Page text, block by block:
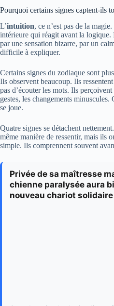
Pourquoi certains signes captent-ils
L’intuition, ce n’est pas de la
intérieure qui réagit avant la logique.
par une sensation bizarre, par un
difficile à expliquer.
Certains signes du zodiaque sont
Ils observent beaucoup. Ils
pas d’écouter les mots. Ils
gestes, les changements minuscules.
se joue.
Quatre signes se détachent
même manière de ressentir, mais ils
simple. Ils comprennent souvent
Privée de sa maîtresse
chienne paralysée aura
nouveau chariot solidaire